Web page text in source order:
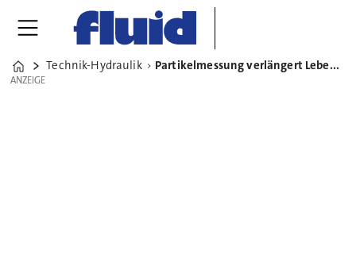
Home
Technik-Hydraulik Partikelmessung verlängert Lebensdauer fluidischer Systeme
ANZEIGE
ANZEIGE